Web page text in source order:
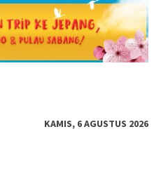
KAMIS, 6 AGUSTUS 2026